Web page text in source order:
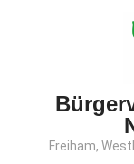
Freiham,